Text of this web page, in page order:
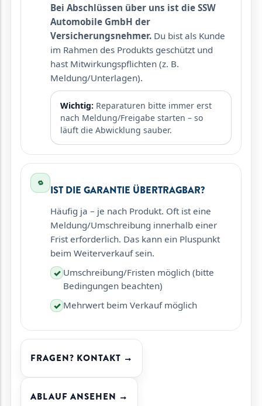
Bei Abschlüssen über uns ist die SSW
Automobile GmbH der
Versicherungsnehmer. Du bist als Kunde
im Rahmen des Produkts geschützt und
hast Mitwirkungspflichten (z. B.
Meldung/Unterlagen).
Wichtig: Reparaturen bitte immer erst
nach Meldung/Freigabe starten – so
läuft die Abwicklung sauber.
🔁
IST DIE GARANTIE ÜBERTRAGBAR?
Häufig ja – je nach Produkt. Oft ist eine
Meldung/Umschreibung innerhalb einer
Frist erforderlich. Das kann ein Pluspunkt
beim Weiterverkauf sein.
✓ Umschreibung/Fristen möglich (bitte
Bedingungen beachten)
✓ Mehrwert beim Verkauf möglich
FRAGEN? KONTAKT →
ABLAUF ANSEHEN →